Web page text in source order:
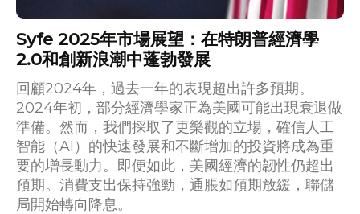
Syfe 2025年市場展望：在特朗普經濟學
2.0和創新浪潮中蓬勃發展
回顧2024年，過去一年的表現超出許多預期。
2024年初，部分經濟學家正為美國可能出現衰退做
準備。然而，我們採取了更樂觀的立場，確信人工
智能（AI）的快速發展和不斷增加的投資將成為重
要的增長動力。即便如此，美國經濟的韌性仍超出
預期。消費支出保持強勁，通脹如預期放緩，聯儲
局開始轉向降息。